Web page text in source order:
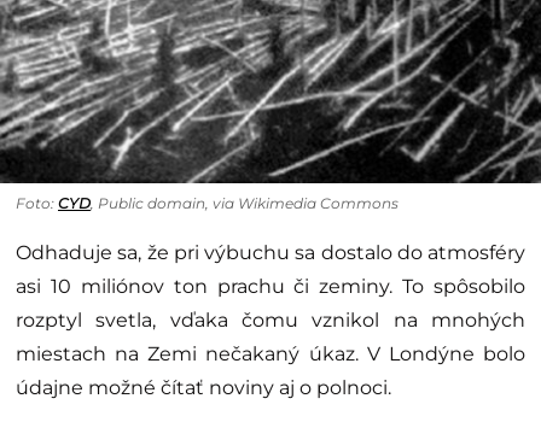
Foto: CYD, Public domain, via Wikimedia Commons
Odhaduje sa, že pri výbuchu sa dostalo do atmosféry
asi 10 miliónov ton prachu či zeminy. To spôsobilo
rozptyl svetla, vďaka čomu vznikol na mnohých
miestach na Zemi nečakaný úkaz. V Londýne bolo
údajne možné čítať noviny aj o polnoci.